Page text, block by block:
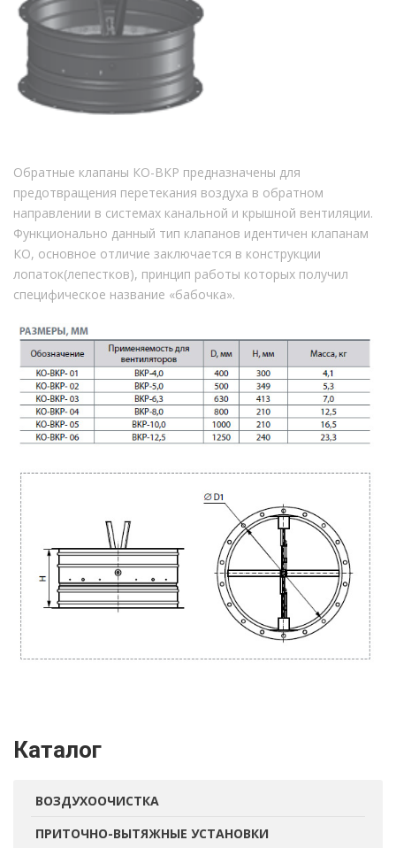
Обратные клапаны КО-ВКР предназначены для
предотвращения перетекания воздуха в обратном
направлении в системах канальной и крышной вентиляции.
Функционально данный тип клапанов идентичен клапанам
КО, основное отличие заключается в конструкции
лопаток(лепестков), принцип работы которых получил
специфическое название «бабочка».
Каталог
ВОЗДУХООЧИСТКА
ПРИТОЧНО-ВЫТЯЖНЫЕ УСТАНОВКИ